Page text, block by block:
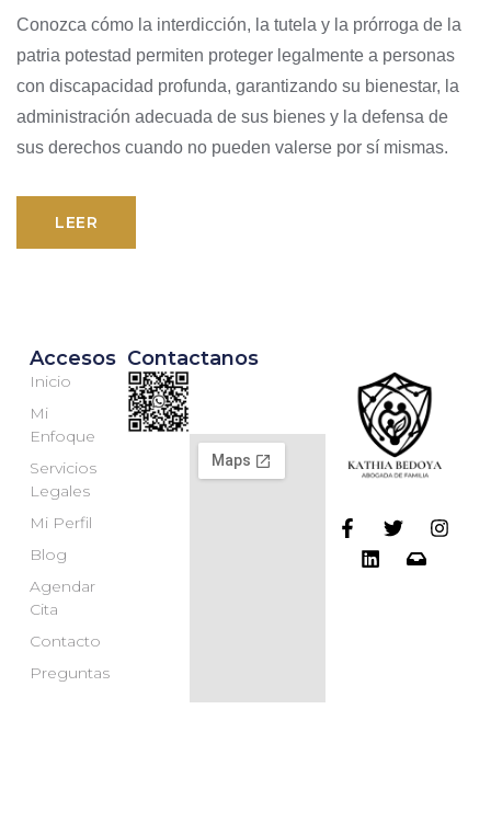
Conozca cómo la interdicción, la tutela y la prórroga de la
patria potestad permiten proteger legalmente a personas
con discapacidad profunda, garantizando su bienestar, la
administración adecuada de sus bienes y la defensa de
sus derechos cuando no pueden valerse por sí mismas.
LEER
Accesos
Inicio
Mi
Enfoque
Servicios
Legales
Mi Perfil
Blog
Agendar
Cita
Contacto
Preguntas
Contactanos